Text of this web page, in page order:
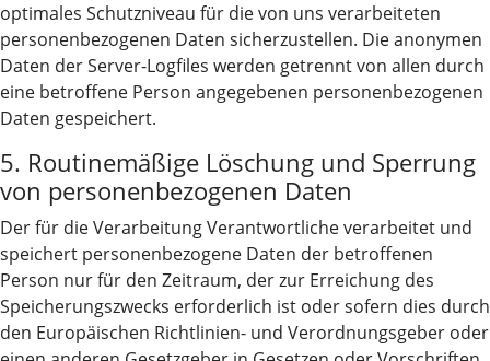
optimales Schutzniveau für die von uns verarbeiteten
personenbezogenen Daten sicherzustellen. Die anonymen
Daten der Server-Logfiles werden getrennt von allen durch
eine betroffene Person angegebenen personenbezogenen
Daten gespeichert.
5. Routinemäßige Löschung und Sperrung
von personenbezogenen Daten
Der für die Verarbeitung Verantwortliche verarbeitet und
speichert personenbezogene Daten der betroffenen
Person nur für den Zeitraum, der zur Erreichung des
Speicherungszwecks erforderlich ist oder sofern dies durch
den Europäischen Richtlinien- und Verordnungsgeber oder